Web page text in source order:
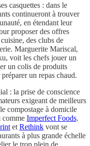
casquettes : dans le
continueront à trouver
en étendant leur
proposer des offres
des clubs de
Marguerite Mariscal,
voit les chefs jouer un
un colis de produits
un repas chaud.
: la prise de conscience
exigeant de meilleurs
compostage à domicile
comme Imperfect Foods.
et Rethink vont se
à plus grande échelle
le trop plein de